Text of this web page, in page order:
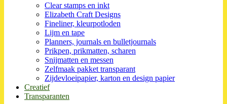
Clear stamps en inkt
Elizabeth Craft Designs
Fineliner, kleurpotloden
Lijm en tape
Planners, journals en bulletjournals
Prikpen, prikmatten, scharen
Snijmatten en messen
Zelfmaak pakket transparant
Zijdevloeipapier, karton en design papier
Creatief
Transparanten